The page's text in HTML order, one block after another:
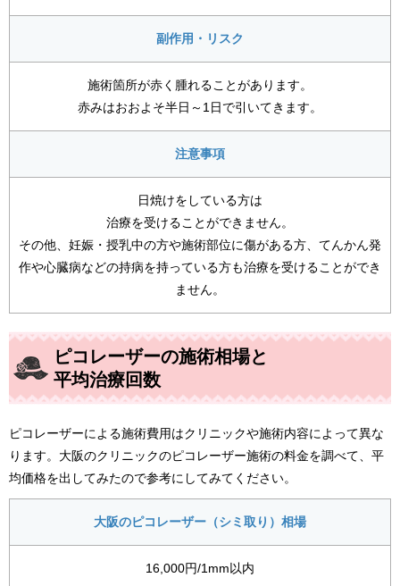
副作用・リスク
施術箇所が赤く腫れることがあります。
赤みはおおよそ半日～1日で引いてきます。
注意事項
日焼けをしている方は
治療を受けることができません。
その他、妊娠・授乳中の方や施術部位に傷がある方、てんかん発
作や心臓病などの持病を持っている方も治療を受けることができ
ません。
ピコレーザーの施術相場と
平均治療回数
ピコレーザーによる施術費用はクリニックや施術内容によって異な
ります。大阪のクリニックのピコレーザー施術の料金を調べて、平
均価格を出してみたので参考にしてみてください。
大阪のピコレーザー（シミ取り）相場
16,000円/1mm以内